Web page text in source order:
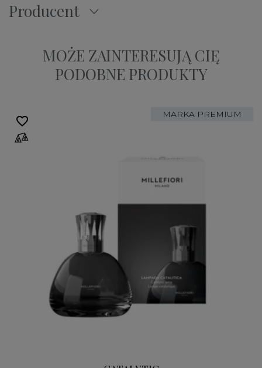
Producent
MOŻE ZAINTERESUJĄ CIĘ
PODOBNE PRODUKTY
MARKA PREMIUM
favorite_border